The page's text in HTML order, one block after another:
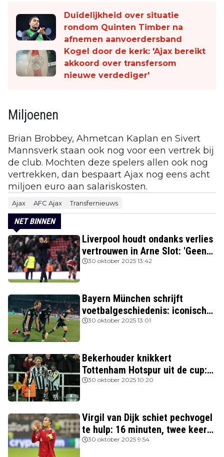
Duidelijkheid over situatie
rondom Quinten Timber na
afnemen aanvoerdersband
Kogel door de kerk: 'Ajax bereikt
akkoord over transfersom
nieuwe verdediger'
Miljoenen
Brian Brobbey, Ahmetcan Kaplan en Sivert
Mannsverk staan ook nog voor een vertrek bij
de club. Mochten deze spelers allen ook nog
vertrekken, dan bespaart Ajax nog eens acht
miljoen euro aan salariskosten.
Ajax AFC Ajax Transfernieuws
NET BINNEN
Liverpool houdt ondanks verlies
vertrouwen in Arne Slot: 'Geen
kans'
30 oktober 2025 13:42
Bayern München schrijft
voetbalgeschiedenis: iconische
Nederlanders verslagen
30 oktober 2025 13:01
Bekerhouder knikkert
Tottenham Hotspur uit de cup:
drie van de vier topclubs nog in
30 oktober 2025 10:20
Virgil van Dijk schiet pechvogel
te hulp: 16 minuten, twee keer
rood
30 oktober 2025 9:54